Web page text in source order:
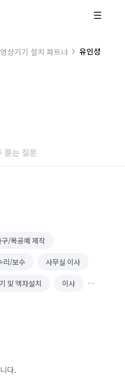
상기기 설치 파트너 유인성
묻는 질문
구/목공예 제작
리/보수 사무실 이사
및 액자설치 이사
다.